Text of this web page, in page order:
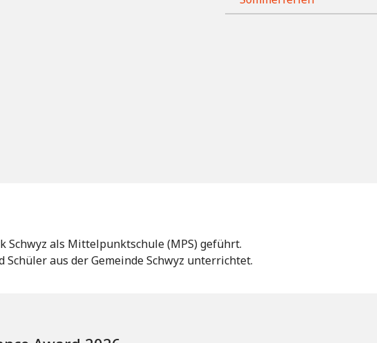
Schwyz als Mittelpunktschule (MPS) geführt.
aus der Gemeinde Schwyz unterrichtet.